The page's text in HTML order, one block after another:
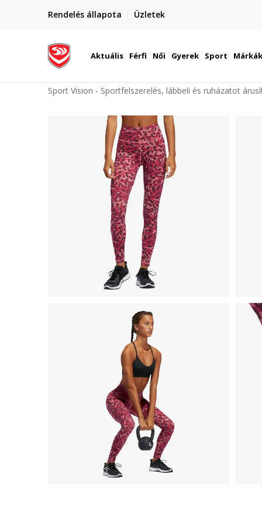
Rendelés állapota Üzletek
Szállítás Magyarország területén
Aktuális Férfi Női Gyerek Sport Márkák
Sport Vision - Sportfelszerelés, lábbeli és ruházatot